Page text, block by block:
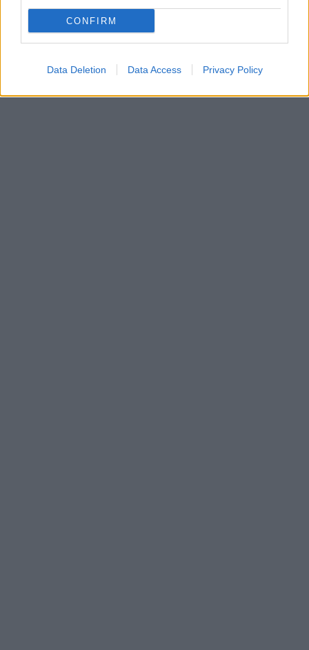
CONFIRM
Data Deletion Data Access Privacy Policy